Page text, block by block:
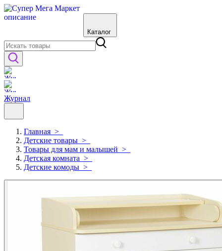
Каталог
Журнал
Главная >
Детские товары >
Товары для мам и малышей >
Детская комната >
Детские комоды >